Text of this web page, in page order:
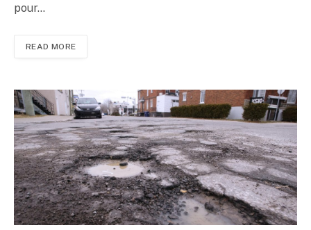
pour…
READ MORE